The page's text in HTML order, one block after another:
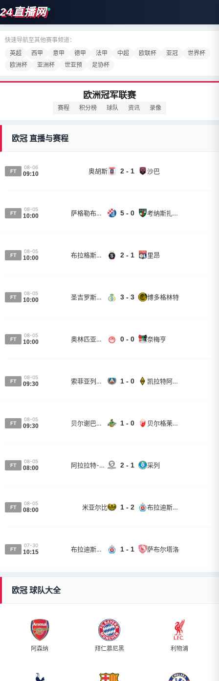
24直播网
快速导航至其他赛事频道：
英超
西甲 意甲 德甲 法甲 中超 欧联杯 亚冠
世界杯
欧洲杯
亚洲杯 世亚预 足协杯
欧洲冠军联赛
赛程 积分榜 球队 资讯 录像
欧冠 直播与赛程
FT
08-06
09:10 奥胡斯 2 - 1 沙巴
FT
08-05
10:00 萨格勒布迪纳摩 5 - 0 考纳斯扎尔吉里斯
FT
08-05
10:00 布拉格斯巴达 2 - 1 里昂
FT
08-05
10:00 圣吉罗斯联合 3 - 3 博多格林特
FT
08-05
10:00 奥林匹亚科斯 0 - 0 奈梅亨
FT
08-05
09:30 索菲亚列夫斯基 1 - 0 凯拉特阿拉木图
FT
08-05
09:30 贝尔谢巴夏普尔 1 - 0 贝尔格莱德红星
FT
08-05
08:00 阿拉拉特-亚美尼亚 2 - 1 采列
FT
08-05
08:00 米亚尔比 1 - 2 布拉迪斯拉发斯拉夫人
FT
07-30
10:15 布拉迪斯拉发斯拉夫人 1 - 1 萨布尔塔洛
欧冠 球队大全
阿森纳 拜仁慕尼黑 利物浦